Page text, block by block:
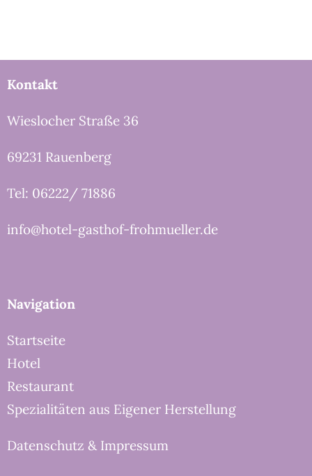
Kontakt
Wieslocher Straße 36
69231 Rauenberg
Tel: 06222/ 71886
info@hotel-gasthof-frohmueller.de
Navigation
Startseite
Hotel
Restaurant
Spezialitäten aus Eigener Herstellung
Datenschutz & Impressum